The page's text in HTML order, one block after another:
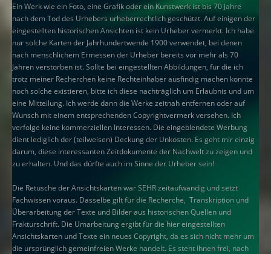
Ein Werk wie ein Foto, eine Grafik oder ein Kunstwerk ist bis 70 Jahre
nach dem Tod des Urhebers urheberrechtlich geschützt. Auf einigen der
eingestellten historischen Ansichten ist kein Urheber vermerkt. Ich habe
nur solche Karten der Jahrhundertwende 1900 verwendet, bei denen
nach menschlichem Ermessen der Urheber bereits vor mehr als 70
Jahren verstorben ist. Sollte bei eingestellten Abbildungen, für die ich
trotz meiner Recherchen keine Rechteinhaber ausfindig machen konnte
noch solche existieren, bitte ich diese nachträglich um Erlaubnis und um
eine Mitteilung. Ich werde dann die Werke zeitnah entfernen oder auf
Wunsch mit einem entsprechenden Copyrightvermerk versehen. Ich
verfolge keine kommerziellen Interessen. Die eingeblendete Werbung
dient lediglich der (teilweisen) Deckung der Unkosten. Es geht mir einzig
darum, diese interessanten Zeitdokumente der Nachwelt zu zeigen und
zu erhalten. Und das dürfte auch im Sinne der Urheber sein!
Die Retusche der Ansichtskarten war SEHR zeitaufwändig und setzt
Fachwissen voraus. Dasselbe gilt für die Recherche, Transkription und
Überarbeitung der Texte und Bilder aus historischen Quellen und
Frakturschrift. Die Umarbeitung ergibt für die hier eingestellten
Ansichtskarten und Texte ein neues Copyright, da es sich nicht mehr um
die ursprünglich gemeinfreien Werke handelt. Es steht Ihnen frei, nach